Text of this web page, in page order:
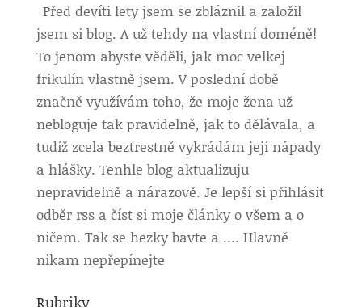
Před devíti lety jsem se zbláznil a založil
jsem si blog. A už tehdy na vlastní doméně!
To jenom abyste věděli, jak moc velkej
frikulín vlastně jsem. V poslední době
značně využívám toho, že moje žena už
nebloguje tak pravidelně, jak to dělávala, a
tudíž zcela beztrestně vykrádám její nápady
a hlášky. Tenhle blog aktualizuju
nepravidelně a nárazově. Je lepší si přihlásit
odběr rss a číst si moje články o všem a o
ničem. Tak se hezky bavte a …. Hlavně
nikam nepřepínejte
Rubriky